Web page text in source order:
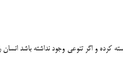
كرده و اگر تنوعي وجود نداشته باشد